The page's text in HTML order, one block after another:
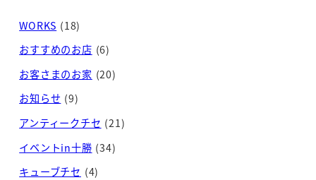
WORKS (18)
おすすめのお店 (6)
お客さまのお家 (20)
お知らせ (9)
アンティークチセ (21)
イベントin十勝 (34)
キューブチセ (4)